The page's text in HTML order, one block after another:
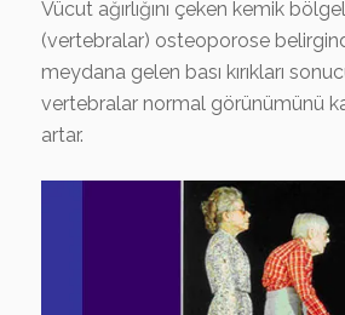
Vücut ağırlığını çeken kemik
(vertebralar) osteoporose
meydana gelen bası kırıkları
vertebralar normal görünümünü
artar.